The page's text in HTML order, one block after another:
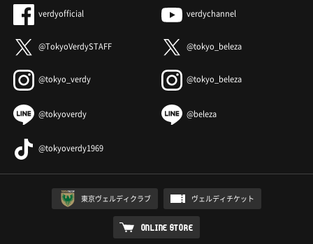
verdyofficial verdychannel
@TokyoVerdySTAFF @tokyo_beleza
@tokyo_verdy @tokyo_beleza
@tokyoverdy @beleza
@tokyoverdy1969
東京ヴェルディクラブ ヴェルディチケット
ONLINE STORE